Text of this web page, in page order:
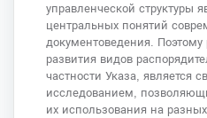
управленческой структуры
центральных понятий
документоведения. Поэтому
развития видов
частности Указа, является
исследованием,
их использования на